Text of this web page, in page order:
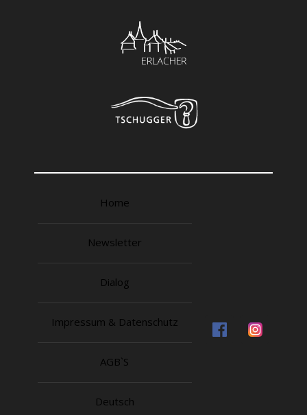
Home
Newsletter
Dialog
Impressum & Datenschutz
AGB`S
Deutsch